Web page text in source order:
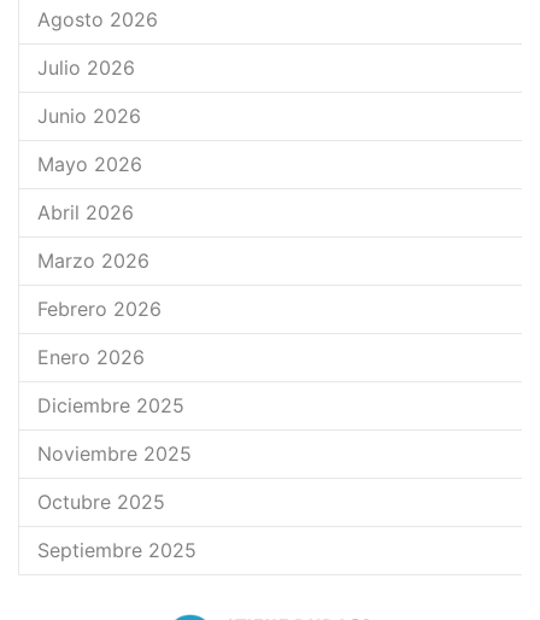
Agosto 2026
Julio 2026
Junio 2026
Mayo 2026
Abril 2026
Marzo 2026
Febrero 2026
Enero 2026
Diciembre 2025
Noviembre 2025
Octubre 2025
Septiembre 2025